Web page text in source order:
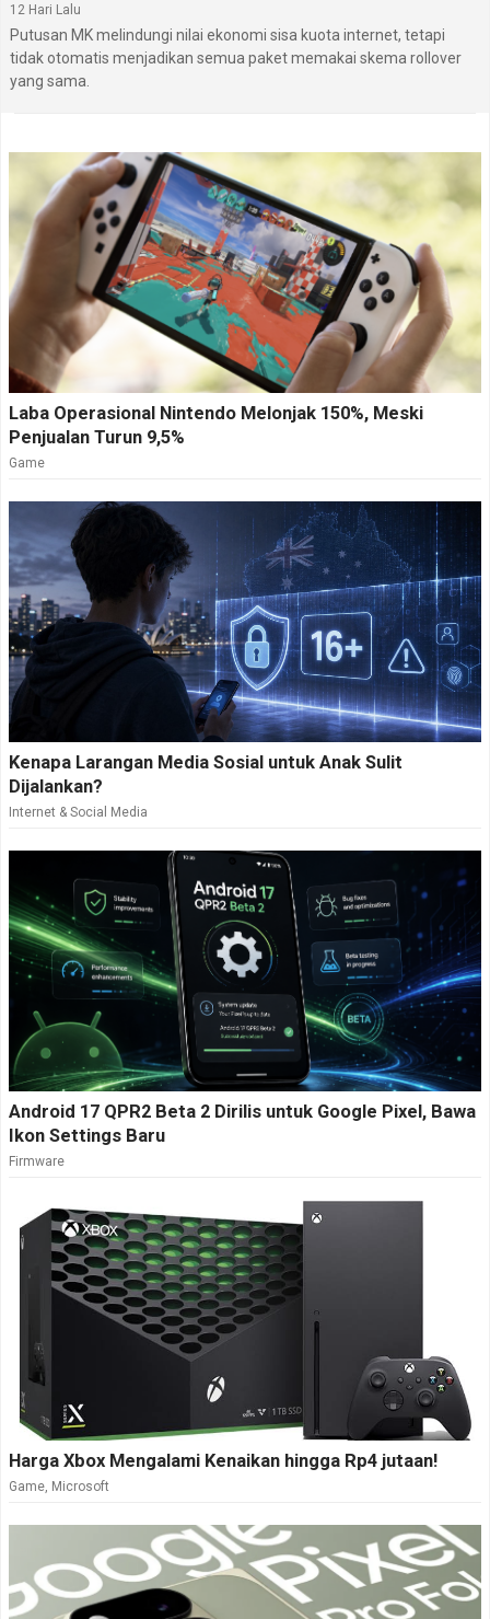
12 Hari Lalu
Putusan MK melindungi nilai ekonomi sisa kuota internet, tetapi
tidak otomatis menjadikan semua paket memakai skema rollover
yang sama.
Laba Operasional Nintendo Melonjak 150%, Meski
Penjualan Turun 9,5%
Game
Kenapa Larangan Media Sosial untuk Anak Sulit
Dijalankan?
Internet & Social Media
Android 17 QPR2 Beta 2 Dirilis untuk Google Pixel, Bawa
Ikon Settings Baru
Firmware
Harga Xbox Mengalami Kenaikan hingga Rp4 jutaan!
Game Microsoft